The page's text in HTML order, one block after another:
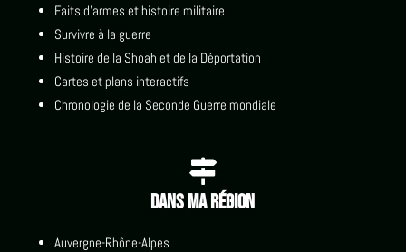
Faits d'armes et histoire militaire
Survivre à la guerre
Histoire de la Shoah et de la Déportation
Cartes et plans interactifs
Chronologie de la Seconde Guerre mondiale

Dans ma région
Auvergne-Rhône-Alpes